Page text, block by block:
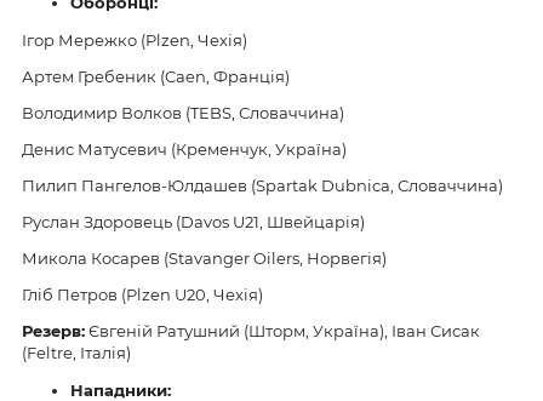
Ігор Мережко (Plzen, Чехія)
Артем Гребеник (Caen, Франція)
Володимир Волков (TEBS, Словаччина)
Денис Матусевич (Кременчук, Україна)
Пилип Пангелов-Юлдашев (Spartak Dubnica, Словаччина)
Руслан Здоровець (Davos U21, Швейцарія)
Микола Косарев (Stavanger Oilers, Норвегія)
Гліб Петров (Plzen U20, Чехія)
Резерв:Євгеній Ратушний (Шторм, Україна), Іван Сисак
(Feltre, Італія)
Нападники: